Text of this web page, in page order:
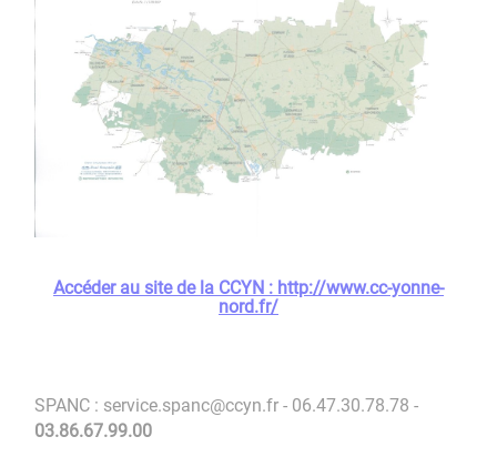
Accéder au site de la CCYN : http://www.cc-yonne-
nord.fr/
SPANC : service.spanc@ccyn.fr - 06.47.30.78.78 -
03.86.67.99.00